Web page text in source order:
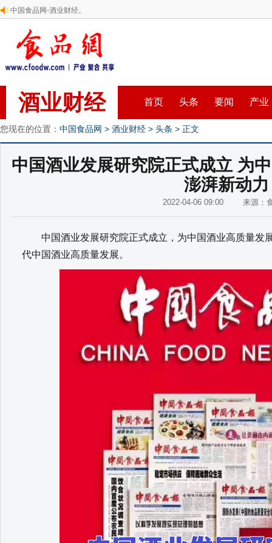
中国食品网-酒业财经。
酒业财经 首页 头条 要闻 产业
您现在的位置： 中国食品网 > 酒业财经 > 头条 > 正文
中国酒业发展研究院正式成立 为
澎湃新动力
2022-04-06 09:00 来源：
中国酒业发展研究院正式成立，为中国酒业高质量发
代中国酒业高质量发展。